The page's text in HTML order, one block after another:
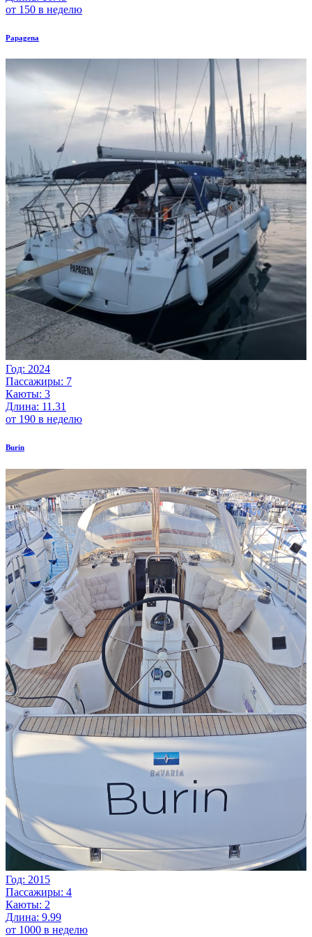
от 150 в неделю
Papagena
Год: 2024
Пассажиры: 7
Каюты: 3
Длина: 11.31
от 190 в неделю
Burin
Год: 2015
Пассажиры: 4
Каюты: 2
Длина: 9.99
от 1000 в неделю